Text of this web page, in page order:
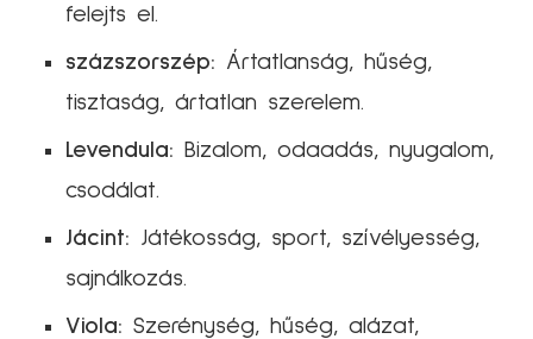
felejts el.
százszorszép: Ártatlanság, hűség,
tisztaság, ártatlan szerelem.
Levendula: Bizalom, odaadás, nyugalom,
csodálat.
Jácint: Játékosság, sport, szívélyesség,
sajnálkozás.
Viola: Szerénység, hűség, alázat,